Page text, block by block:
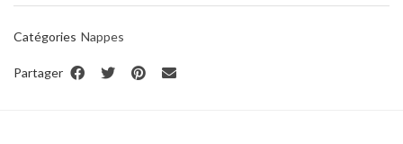
Catégories Nappes
Partager